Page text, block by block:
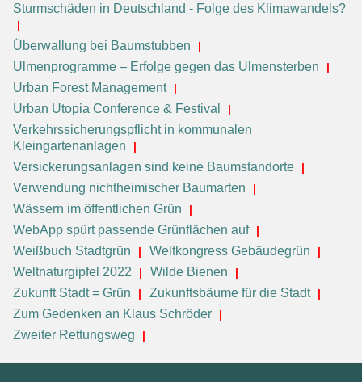
Sturmschäden in Deutschland - Folge des Klimawandels?
Überwallung bei Baumstubben
Ulmenprogramme – Erfolge gegen das Ulmensterben
Urban Forest Management
Urban Utopia Conference & Festival
Verkehrssicherungspflicht in kommunalen
Kleingartenanlagen
Versickerungsanlagen sind keine Baumstandorte
Verwendung nichtheimischer Baumarten
Wässern im öffentlichen Grün
WebApp spürt passende Grünflächen auf
Weißbuch Stadtgrün
Weltkongress Gebäudegrün
Weltnaturgipfel 2022
Wilde Bienen
Zukunft Stadt = Grün
Zukunftsbäume für die Stadt
Zum Gedenken an Klaus Schröder
Zweiter Rettungsweg